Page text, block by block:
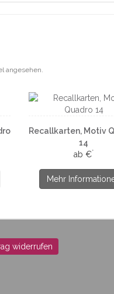
angesehen.
Recallkarten, Motiv
14
ab €*
Mehr
widerrufen